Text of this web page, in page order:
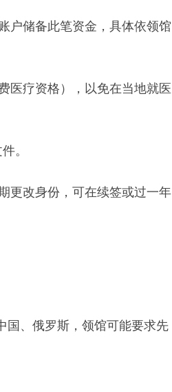
户储备此笔资金，具体依领馆
医疗资格），以免在当地就医
。
更改身份，可在续签或过一年
国、俄罗斯，领馆可能要求先